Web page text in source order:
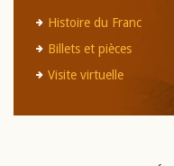
Histoire du Franc
Billets et pièces
Visite virtuelle